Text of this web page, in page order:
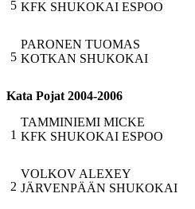
5 KFK SHUKOKAI ESPOO
5
PARONEN TUOMAS
KOTKAN SHUKOKAI
Kata Pojat 2004-2006
1
TAMMINIEMI MICKE
KFK SHUKOKAI ESPOO
2
VOLKOV ALEXEY
JÄRVENPÄÄN SHUKOKAI